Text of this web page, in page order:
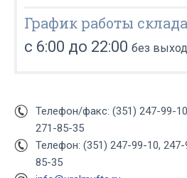
График работы склада
с 6:00 до 22:00 без
Телефон/факс: (351) 247-99-
271-85-35
Телефон: (351) 247-99-10,
85-35